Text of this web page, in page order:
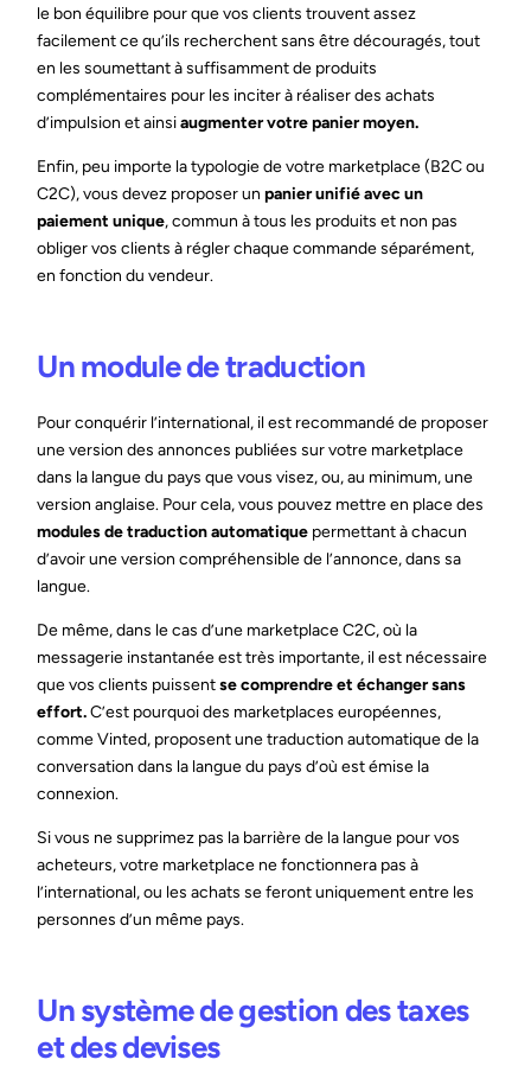
le bon équilibre pour que vos clients trouvent assez
facilement ce qu’ils recherchent sans être découragés, tout
en les soumettant à suffisamment de produits
complémentaires pour les inciter à réaliser des achats
d’impulsion et ainsiaugmenter votre panier moyen.
Enfin, peu importe la typologie de votre marketplace (B2C ou
C2C), vous devez proposer unpanier unifié avec un
paiement unique, commun à tous les produits et non pas
obliger vos clients à régler chaque commande séparément,
en fonction du vendeur.
Un module de traduction
Pour conquérir l’international, il est recommandé de proposer
une version des annonces publiées sur votre marketplace
dans la langue du pays que vous visez, ou, au minimum, une
version anglaise. Pour cela, vous pouvez mettre en place des
modules de traduction automatique permettant à chacun
d’avoir une version compréhensible de l’annonce, dans sa
langue.
De même, dans le cas d’une marketplace C2C, où la
messagerie instantanée est très importante, il est nécessaire
que vos clients puissentse comprendre et échanger sans
effort.C’est pourquoi des marketplaces européennes,
comme Vinted, proposent une traduction automatique de la
conversation dans la langue du pays d’où est émise la
connexion.
Si vous ne supprimez pas la barrière de la langue pour vos
acheteurs, votre marketplace ne fonctionnera pas à
l’international, ou les achats se feront uniquement entre les
personnes d’un même pays.
Un système de gestion des taxes
et des devises